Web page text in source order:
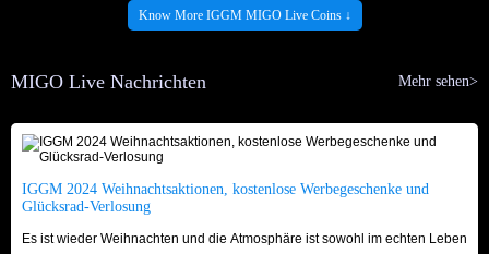
If you are considering where to top up your Migo Live coins at the
choice.
Sufficient Stock, Fast Shipping
First of all, IGGM has always cooperated with safe and reliable suppliers,
so our website always has a large and stable supply of MIGO Live Coins
for sale to meet all your top-up needs. Our ample inventory ensures timely
delivery. Once you complete payment, we can recharge your coins in the
Know More IGGM MIGO Live Coins ↓
MIGO Live Nachrichten Mehr sehen>
IGGM 2024 Weihnachtsaktionen, kostenlose Werbegeschenke und
Glücksrad-Verlosung
Es ist wieder Weihnachten und die Atmosphäre ist sowohl im echten Leben